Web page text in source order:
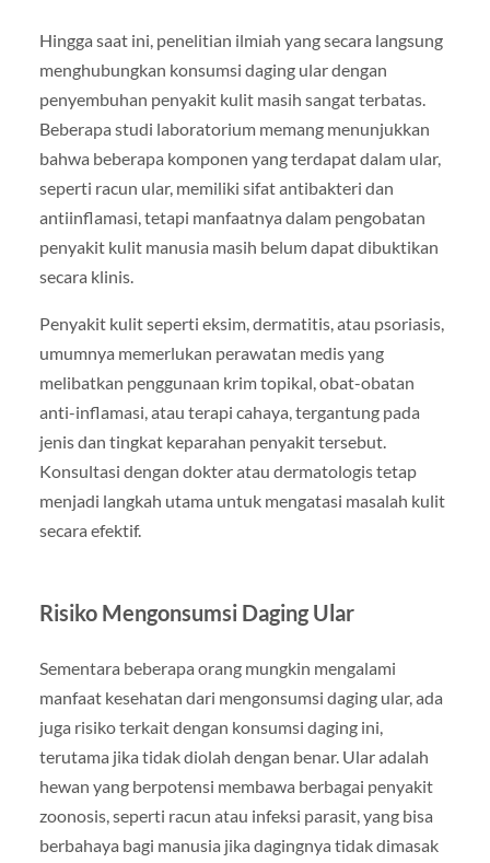
Hingga saat ini, penelitian ilmiah yang secara langsung
menghubungkan konsumsi daging ular dengan
penyembuhan penyakit kulit masih sangat terbatas.
Beberapa studi laboratorium memang menunjukkan
bahwa beberapa komponen yang terdapat dalam ular,
seperti racun ular, memiliki sifat antibakteri dan
antiinflamasi, tetapi manfaatnya dalam pengobatan
penyakit kulit manusia masih belum dapat dibuktikan
secara klinis.
Penyakit kulit seperti eksim, dermatitis, atau psoriasis,
umumnya memerlukan perawatan medis yang
melibatkan penggunaan krim topikal, obat-obatan
anti-inflamasi, atau terapi cahaya, tergantung pada
jenis dan tingkat keparahan penyakit tersebut.
Konsultasi dengan dokter atau dermatologis tetap
menjadi langkah utama untuk mengatasi masalah kulit
secara efektif.
Risiko Mengonsumsi Daging Ular
Sementara beberapa orang mungkin mengalami
manfaat kesehatan dari mengonsumsi daging ular, ada
juga risiko terkait dengan konsumsi daging ini,
terutama jika tidak diolah dengan benar. Ular adalah
hewan yang berpotensi membawa berbagai penyakit
zoonosis, seperti racun atau infeksi parasit, yang bisa
berbahaya bagi manusia jika dagingnya tidak dimasak